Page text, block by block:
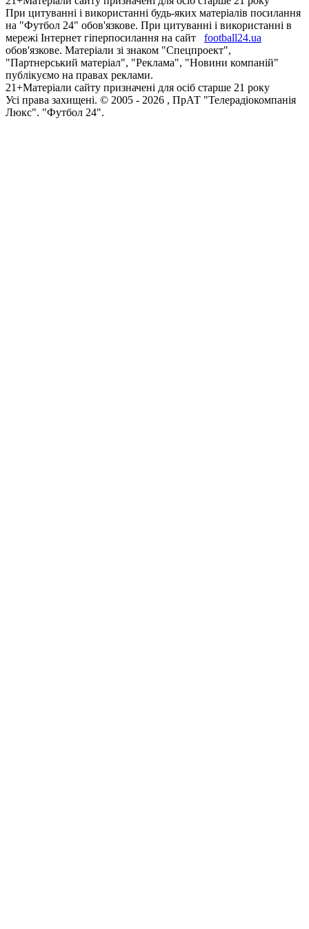
При цитуванні і використанні будь-яких матеріалів посилання
на "Футбол 24" обов'язкове. При цитуванні і використанні в
мережі Інтернет гіперпосилання на сайт
football24.ua
обов'язкове. Матеріали зі знаком "Спецпроект",
"Партнерський матеріал", "Реклама", "Новини компаній"
публікуємо на правах реклами.
21+Матеріали сайту призначені для осіб старше 21 року
Усi права захищенi. © 2005 - 2026 , ПрАТ "Телерадіокомпанія
Люкс". "Футбол 24".